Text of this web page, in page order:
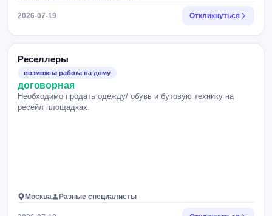
2026-07-19 Откликнуться
Реселлеры
возможна работа на дому
договорная
Необходимо продать одежду/ обувь и бутовую технику на
ресейл площадках.
Москва Разные специалисты